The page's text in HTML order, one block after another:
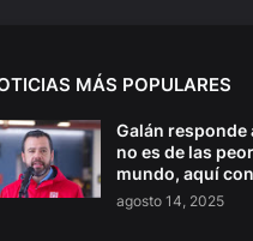
MÁS POPULARES
Galán responde
no es de las
mundo, aquí
agosto 14, 2025